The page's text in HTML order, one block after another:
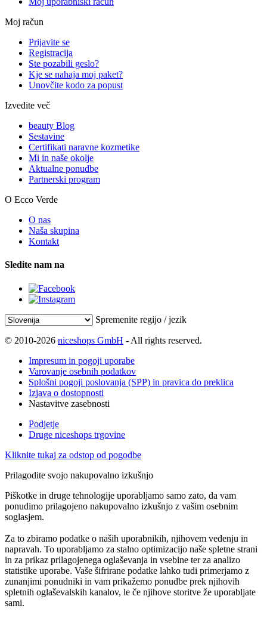
Moj račun
Prijavite se
Registracija
Ste pozabili geslo?
Kje se nahaja moj paket?
Unovčite kodo za popust
Izvedite več
beauty Blog
Sestavine
Certifikati naravne kozmetike
Mi in naše okolje
Aktualne ponudbe
Partnerski program
O Ecco Verde
O nas
Naša skupina
Kontakt
Sledite nam na
Spremenite regijo / jezik
© 2010-2026 niceshops GmbH - All rights reserved.
Impresum in pogoji uporabe
Varovanje osebnih podatkov
Splošni pogoji poslovanja (SPP) in pravica do preklica
Izjava o dostopnosti
Nastavitve zasebnosti
Podjetje
Druge niceshops trgovine
Kliknite tukaj za odstop od pogodbe
Prilagodite svojo nakupovalno izkušnjo
Piškotke in druge tehnologije uporabljamo samo zato, da vam
ponudimo prilagojeno nakupovalno izkušnjo z vašim osebnim
soglasjem.
Za to zbiramo podatke o naših uporabnikih, njihovem vedenju in
napravah. To uporabljamo za stalno optimizacijo naše spletne strani
in za prikaz prilagojenega oglaševanja in vsebine ter za analizo
statistike uporabe. Vaše šifrirane podatke lahko tudi primerjamo z
zunanjimi ponudniki in vam prikažemo ponudbe prek njihovih
spletnih oglaševalskih kanalov, le če njihove storitve že uporabljate
sami.